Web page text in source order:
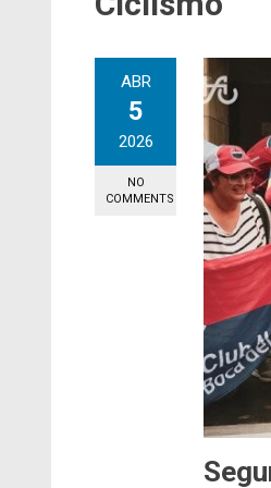
ABR
5
2026
NO
COMMENTS